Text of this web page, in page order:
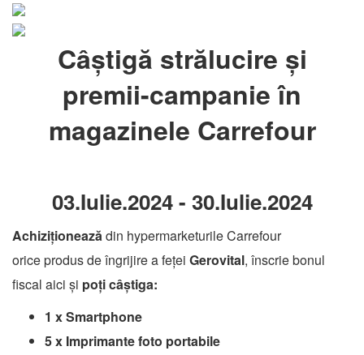
Câștigă strălucire și
premii-campanie în
magazinele Carrefour
03.Iulie.2024- 30.Iulie.2024
Achiziționeazădin hypermarketurile Carrefour
orice produs de îngrijire a feței Gerovital, înscrie bonul
fiscal aici și poți câștiga:
1 x Smartphone
5 x Imprimante foto portabile